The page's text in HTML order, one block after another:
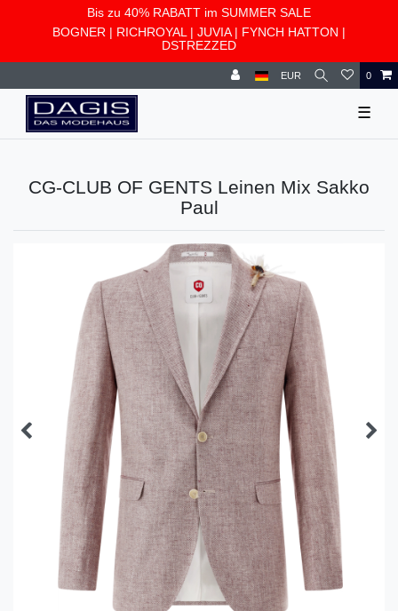
Bis zu 40% RABATT im SUMMER SALE
BOGNER | RICHROYAL | JUVIA| FYNCH HATTON |
DSTREZZED
EUR 0
☰
CG-CLUB OF GENTS Leinen Mix Sakko
Paul